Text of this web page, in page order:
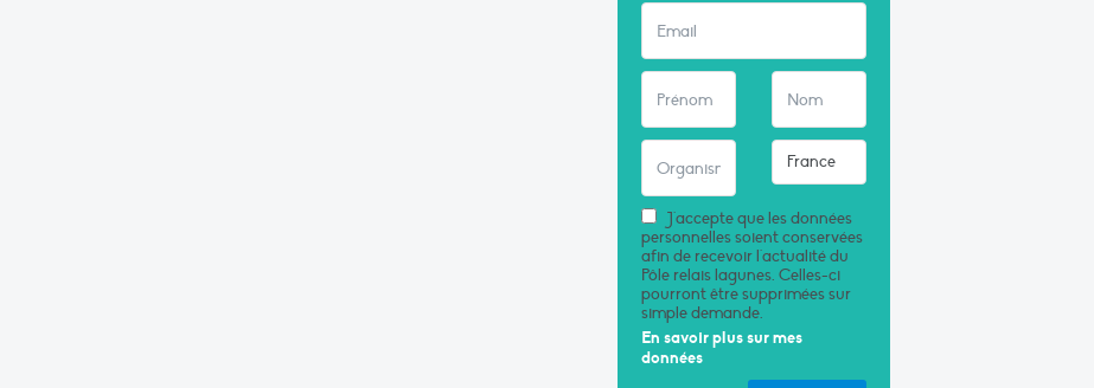
J'accepte que les données
personnelles soient conservées
afin de recevoir l'actualité du
Pôle relais lagunes. Celles-ci
pourront être supprimées sur
simple demande.
En savoir plus sur mes
données